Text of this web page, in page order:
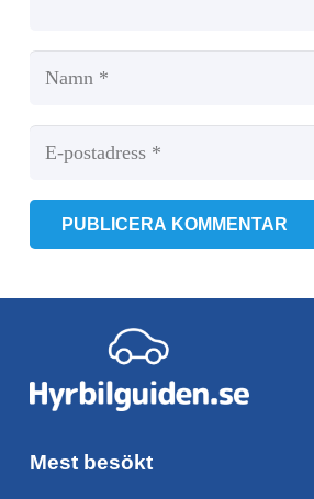
PUBLICERA KOMMENTAR
Mest besökt